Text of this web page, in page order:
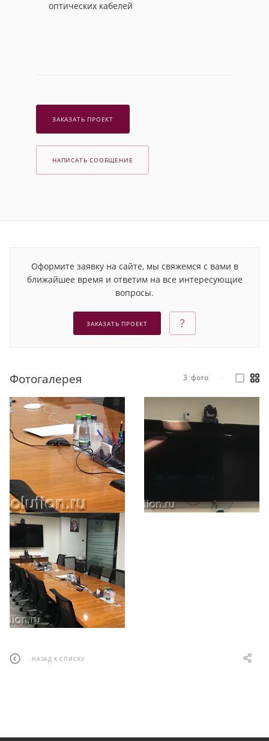
оптических кабелей
ЗАКАЗАТЬ ПРОЕКТ
НАПИСАТЬ СООБЩЕНИЕ
Оформите заявку на сайте, мы свяжемся с вами в
ближайшее время и ответим на все интересующие
вопросы.
ЗАКАЗАТЬ ПРОЕКТ
Фотогалерея 3 фото
НАЗАД К СПИСКУ